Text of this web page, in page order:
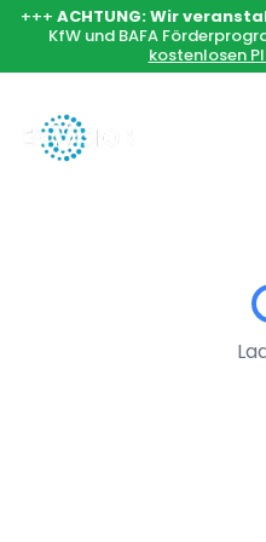
+++ ACHTUNG: Wir
KfW und BAFA
kostenlosen